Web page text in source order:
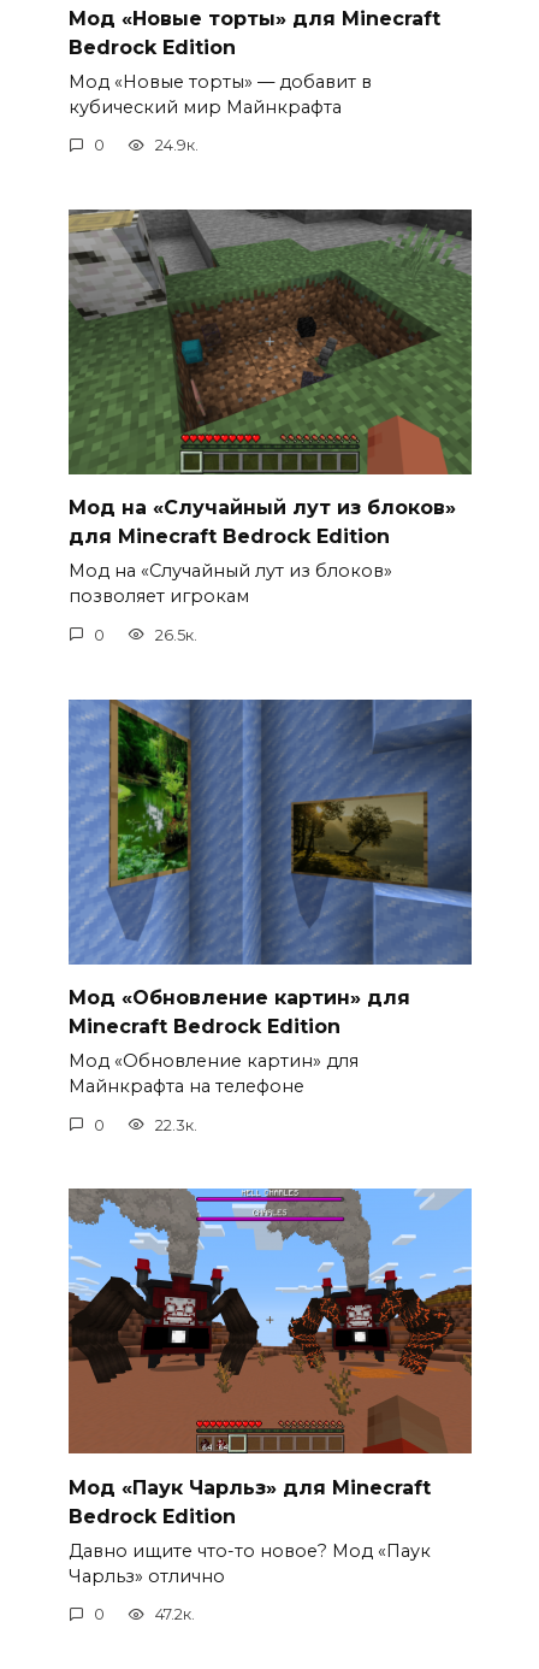
Мод «Новые торты» для Minecraft
Bedrock Edition
Мод «Новые торты» — добавит в
кубический мир Майнкрафта
0 24.9к.
Мод на «Случайный лут из блоков»
для Minecraft Bedrock Edition
Мод на «Случайный лут из блоков»
позволяет игрокам
0 26.5к.
Мод «Обновление картин» для
Minecraft Bedrock Edition
Мод «Обновление картин» для
Майнкрафта на телефоне
0 22.3к.
Мод «Паук Чарльз» для Minecraft
Bedrock Edition
Давно ищите что-то новое? Мод «Паук
Чарльз» отлично
0 47.2к.